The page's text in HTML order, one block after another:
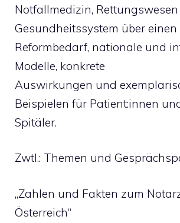
Notfallmedizin,
Gesundheitssystem über einen
Reformbedarf, nationale und
Modelle, konkrete
Auswirkungen und
Beispielen für Patient:innen
Spitäler.
Zwtl.: Themen und
„Zahlen und Fakten zum
Österreich“